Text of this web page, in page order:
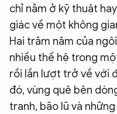
chỉ nằm ở kỹ thuật
giác về một không
Hai trăm năm của
nhiều thế hệ trong
rồi lần lượt trở về với
đó, vùng quê bên
tranh, bão lũ và